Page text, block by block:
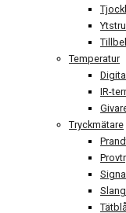
Temperatur
IR-
Tryckmätare